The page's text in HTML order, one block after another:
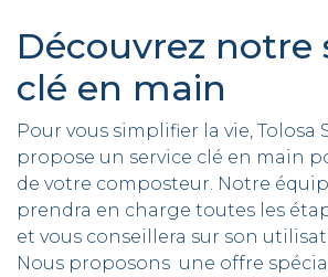
Découvrez notre
clé en main
Pour vous simplifier la vie, Tolosa
propose un service clé en main
de votre composteur. Notre
prendra en charge toutes les
et vous conseillera sur son
Nous proposons une offre